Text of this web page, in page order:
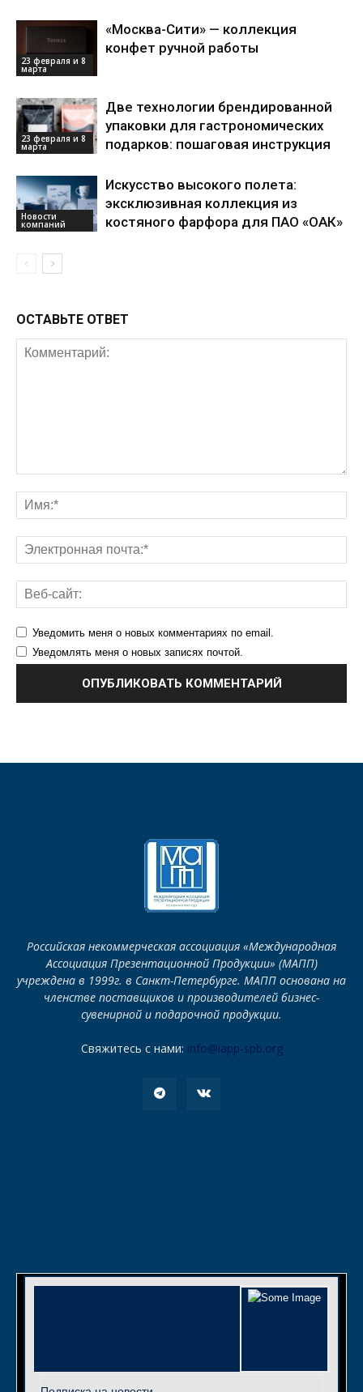
23 февраля и 8
марта
«Москва-Сити» — коллекция
конфет ручной работы
23 февраля и 8
марта
Две технологии брендированной
упаковки для гастрономических
подарков: пошаговая инструкция
Новости
компаний
Искусство высокого полета:
эксклюзивная коллекция из
костяного фарфора для ПАО «ОАК»
ОСТАВЬТЕ ОТВЕТ
Уведомить меня о новых комментариях по email.
Уведомлять меня о новых записях почтой.
Российская некоммерческая ассоциация «Международная
Ассоциация Презентационной Продукции» (МАПП)
учреждена в 1999г. в Санкт-Петербурге. МАПП основана на
членстве поставщиков и производителей бизнес-
сувенирной и подарочной продукции.
Свяжитесь с нами: info@iapp-spb.org